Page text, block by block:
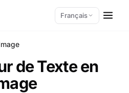
Français
de Texte en